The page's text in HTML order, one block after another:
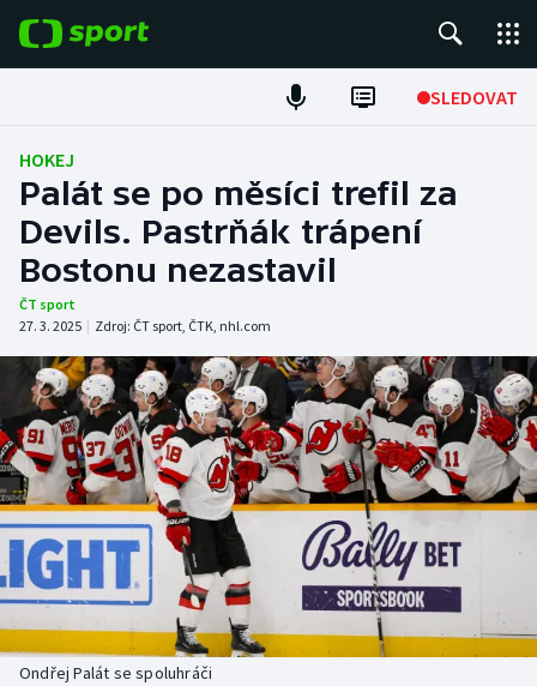
SLEDOVAT
Fotbal
Hokej
Tenis
Atletika
Cyklistika
DALŠÍ SPORTY
Americký fotbal
Baseball a softbal
Basketbal
Biatlon
NEPŘEHLÉDNĚTE
Soutěže
Historické návraty
Aplikace ČT sport
HOKEJ
Palát se po měsíci trefil za
Devils. Pastrňák trápení
Bostonu nezastavil
ČT sport
27. 3. 2025 | Zdroj: ČT sport, ČTK, nhl.com
Ondřej Palát se spoluhráči